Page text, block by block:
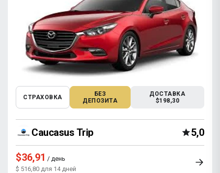
СТРАХОВКА
БЕЗ
ДЕПОЗИТА
ДОСТАВКА
$198,30
Caucasus Trip 5,0
$36,91 / день
$ 516,80 для 14 дней